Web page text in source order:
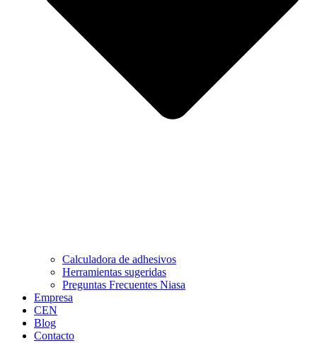
Calculadora de adhesivos
Herramientas sugeridas
Preguntas Frecuentes Niasa
Empresa
CEN
Blog
Contacto